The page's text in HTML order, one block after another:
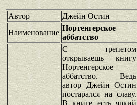
Автор
Джейн Остин
Наименование
Нортенгерское
аббатство
С трепетом
открываешь книгу
Нортенгерское
аббатство. Ведь
автор Джейн Остин
постарался на славу.
В книге есть яркий